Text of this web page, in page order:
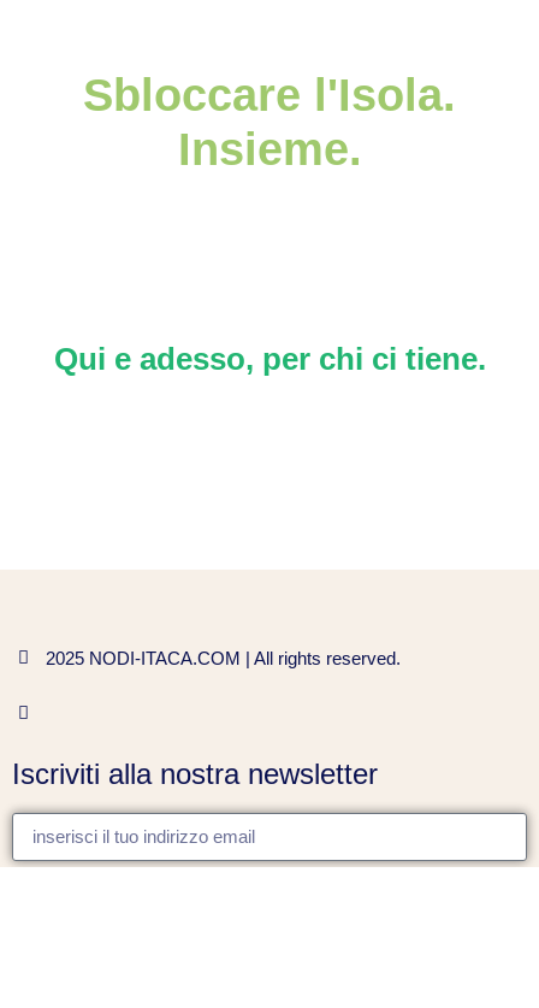
Sbloccare l'Isola.
Insieme.
Qui e adesso, per chi ci tiene.
2025 NODI-ITACA.COM | All rights reserved.
Iscriviti alla nostra newsletter